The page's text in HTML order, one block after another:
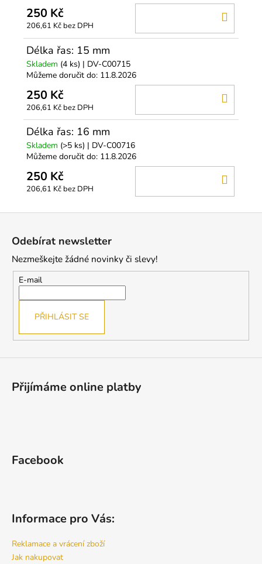
250 Kč
206,61 Kč bez DPH
Délka řas: 15 mm
Skladem (4 ks) | DV-C00715
Můžeme doručit do: 11.8.2026
250 Kč
206,61 Kč bez DPH
Délka řas: 16 mm
Skladem (>5 ks) | DV-C00716
Můžeme doručit do: 11.8.2026
250 Kč
206,61 Kč bez DPH
Odebírat newsletter
Nezmeškejte žádné novinky či slevy!
E-mail
PŘIHLÁSIT SE
Přijímáme online platby
Facebook
Informace pro Vás:
Reklamace a vrácení zboží
Jak nakupovat